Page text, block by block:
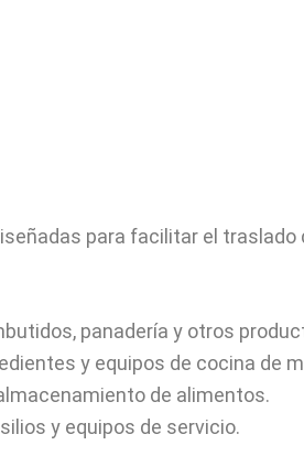
para facilitar el
panadería y otros
y equipos de cocina de
de alimentos.
y equipos de servicio.